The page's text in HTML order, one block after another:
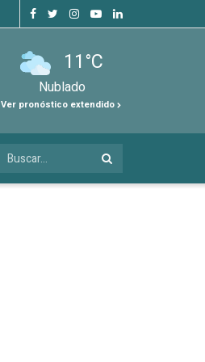
11°C
Nublado
Ver pronóstico extendido